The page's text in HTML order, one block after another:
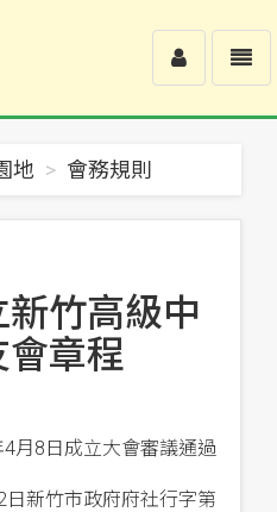
Toggle
user
地 會務規則
竹高級中
會章程
4月8日成立大會審議通過
日新竹市政府府社行字第